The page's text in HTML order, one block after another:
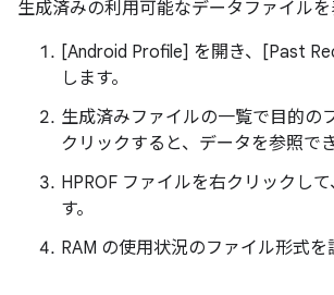
生成済みの利用可能なデータファイル
[Android Profile] を開き、[Past
します。
生成済みファイルの一覧で目的の
クリックすると、データを参照でき
HPROF ファイルを右クリックし
す。
RAM の使用状況のファイル形式を